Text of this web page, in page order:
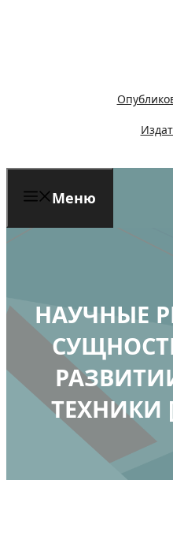
Меню
НАУЧНЫЕ
ТЕХНИКИ